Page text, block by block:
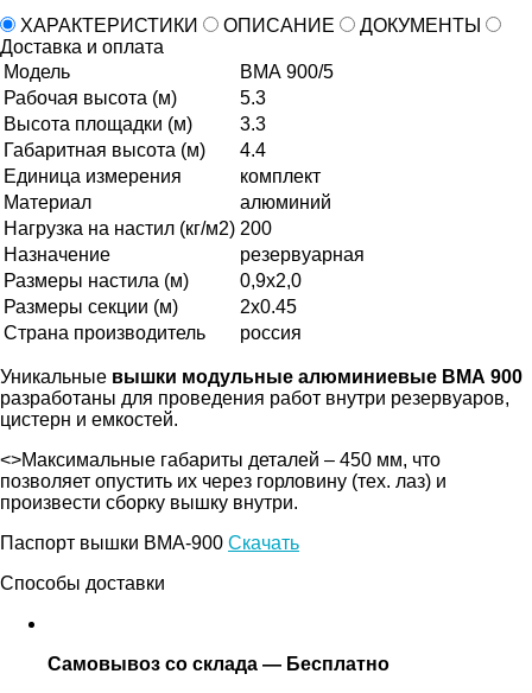
ХАРАКТЕРИСТИКИ ОПИСАНИЕ
ДОКУМЕНТЫ
Доставка и оплата
Модель
ВМА 900/5
Рабочая высота (м)
5.3
Высота площадки (м)
3.3
Габаритная высота (м)
4.4
Единица измерения
комплект
Материал
алюминий
Нагрузка на настил (кг/м2) 200
Назначение
резервуарная
Размеры настила (м)
0,9х2,0
Размеры секции (м)
2x0.45
Страна производитель
россия
Уникальные вышки модульные алюминиевые ВМА 900
разработаны для проведения работ внутри резервуаров,
цистерн и емкостей.
<>Максимальные габариты деталей – 450 мм, что
позволяет опустить их через горловину (тех. лаз) и
произвести сборку вышку внутри.
Паспорт вышки ВМА-900 Скачать
Способы доставки
Самовывоз со склада — Бесплатно